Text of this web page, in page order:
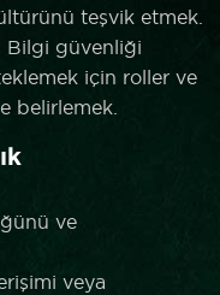
teşvik etmek.
Bilgi güvenliği
için roller ve
belirlemek.
ve
veya